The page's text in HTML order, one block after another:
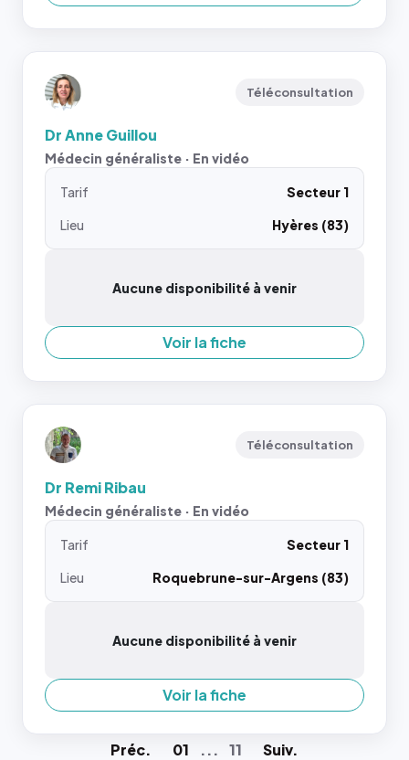
Téléconsultation
Dr Anne Guillou
Médecin généraliste · En vidéo
Tarif
Secteur 1
Lieu
Hyères (83)
Aucune disponibilité à venir
Voir la fiche
Téléconsultation
Dr Remi Ribau
Médecin généraliste · En vidéo
Tarif
Secteur 1
Lieu
Roquebrune-sur-Argens (83)
Aucune disponibilité à venir
Voir la fiche
Préc. 01 ... 11 Suiv.